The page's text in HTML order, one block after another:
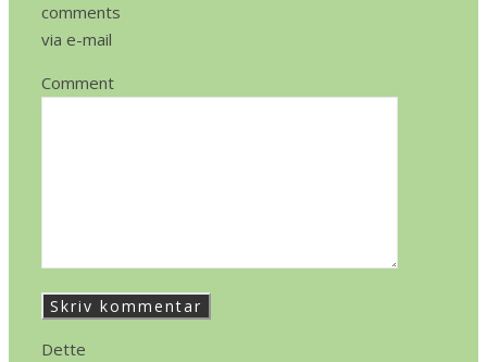
comments
via e-mail
Comment
Dette